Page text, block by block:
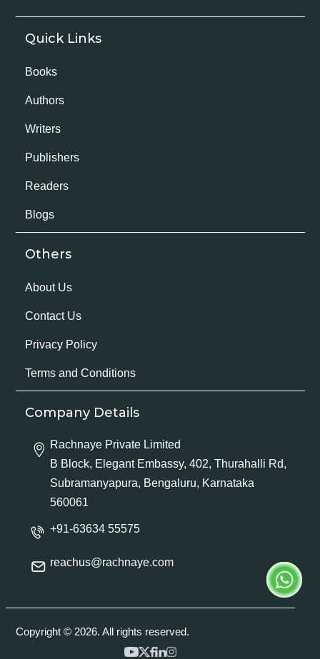
Quick Links
Books
Authors
Writers
Publishers
Readers
Blogs
Others
About Us
Contact Us
Privacy Policy
Terms and Conditions
Company Details
Rachnaye Private Limited
B Block, Elegant Embassy, 402, Thurahalli Rd,
Subramanyapura, Bengaluru, Karnataka
560061
+91-63634 55575
reachus@rachnaye.com
Copyright © 2026. All rights reserved.